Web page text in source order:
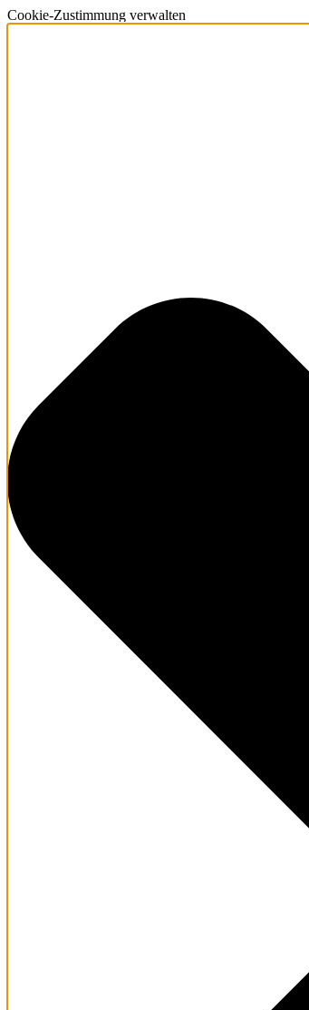
Cookie-Zustimmung verwalten